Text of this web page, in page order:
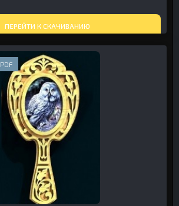
ПЕРЕЙТИ К СКАЧИВАНИЮ
PDF